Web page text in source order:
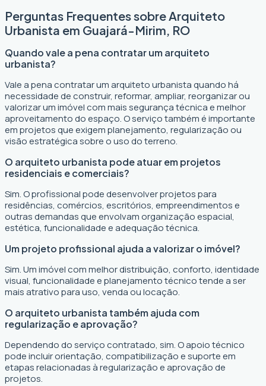
Perguntas Frequentes sobre Arquiteto
Urbanista em Guajará-Mirim, RO
Quando vale a pena contratar um arquiteto
urbanista?
Vale a pena contratar um arquiteto urbanista quando há
necessidade de construir, reformar, ampliar, reorganizar ou
valorizar um imóvel com mais segurança técnica e melhor
aproveitamento do espaço. O serviço também é importante
em projetos que exigem planejamento, regularização ou
visão estratégica sobre o uso do terreno.
O arquiteto urbanista pode atuar em projetos
residenciais e comerciais?
Sim. O profissional pode desenvolver projetos para
residências, comércios, escritórios, empreendimentos e
outras demandas que envolvam organização espacial,
estética, funcionalidade e adequação técnica.
Um projeto profissional ajuda a valorizar o imóvel?
Sim. Um imóvel com melhor distribuição, conforto, identidade
visual, funcionalidade e planejamento técnico tende a ser
mais atrativo para uso, venda ou locação.
O arquiteto urbanista também ajuda com
regularização e aprovação?
Dependendo do serviço contratado, sim. O apoio técnico
pode incluir orientação, compatibilização e suporte em
etapas relacionadas à regularização e aprovação de
projetos.